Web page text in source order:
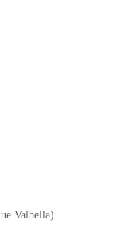
Valbella)